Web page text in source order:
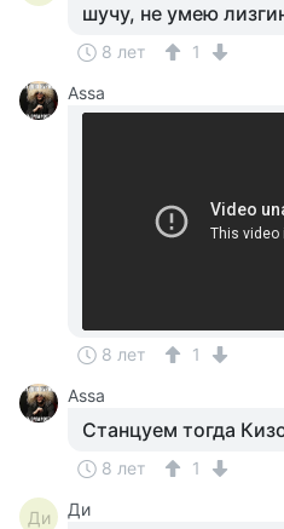
шучу, не умею
8 лет
1
Assa
8 лет
1
Assa
Станцуем тогда
8 лет 1
Ди Ди